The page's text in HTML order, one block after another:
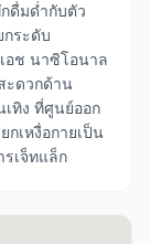
ดื่มด่ำกับตัว
กระดับ
อช นาซิโอนาล
ะดวกด้าน
ทิง ที่ศูนย์ออก
กเหงื่อกายเป็น
เจ็ทแล็ก